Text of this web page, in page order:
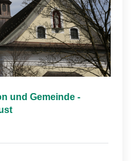
und Gemeinde -